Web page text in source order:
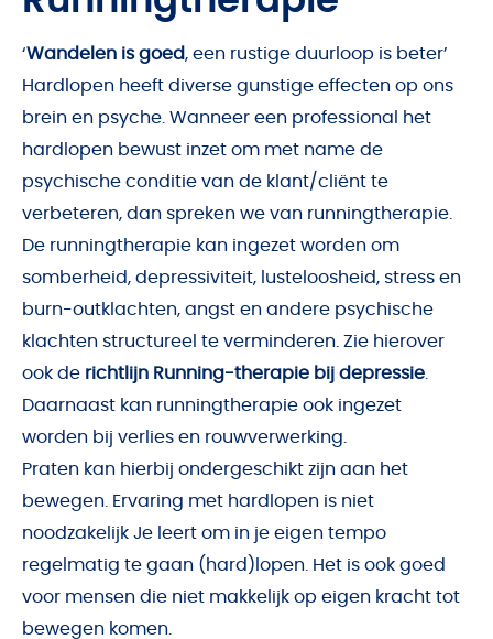
Onderzoeken
Rouw en verlies
Runningtherapie vanuit de huisartspraktijk
Lessen uit de praktijk
Lessen uit de praktijk -2
‘Wandelen is goed, een rustige duurloop is beter’
Hardlopen heeft diverse gunstige effecten op ons
brein en psyche. Wanneer een professional het
hardlopen bewust inzet om met name de
psychische conditie van de klant/cliënt te
verbeteren, dan spreken we van runningtherapie.
De runningtherapie kan ingezet worden om
somberheid, depressiviteit, lusteloosheid, stress en
burn-outklachten, angst en andere psychische
klachten structureel te verminderen. Zie hierover
ook de richtlijn Running-therapie bij depressie
Daarnaast kan runningtherapie ook ingezet
worden bij verlies en rouwverwerking
Praten kan hierbij ondergeschikt zijn aan het
bewegen. Ervaring met hardlopen is niet
noodzakelijk Je leert om in je eigen tempo
regelmatig te gaan (hard)lopen. Het is ook goed
voor mensen die niet makkelijk op eigen kracht tot
bewegen komen.